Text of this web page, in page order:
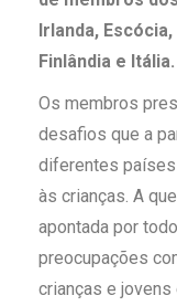
Irlanda,
Finlândia e Itália.
Os membros
desafios que a
diferentes países
às crianças. A
apontada por
preocupações
crianças e